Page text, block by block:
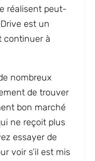
réalisent peut-
est un
continuer à
nombreux
de trouver
bon marché
ne reçoit plus
essayer de
voir s’il est mis